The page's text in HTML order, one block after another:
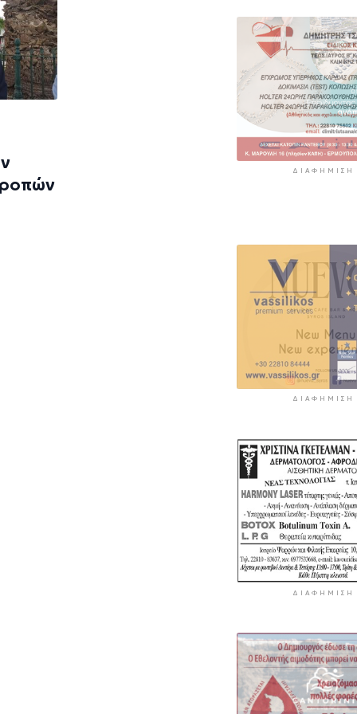
ΔΙΑΦΉΜΙΣΗ
ΔΙΑΦΉΜΙΣΗ
ΔΙΑΦΉΜΙΣΗ